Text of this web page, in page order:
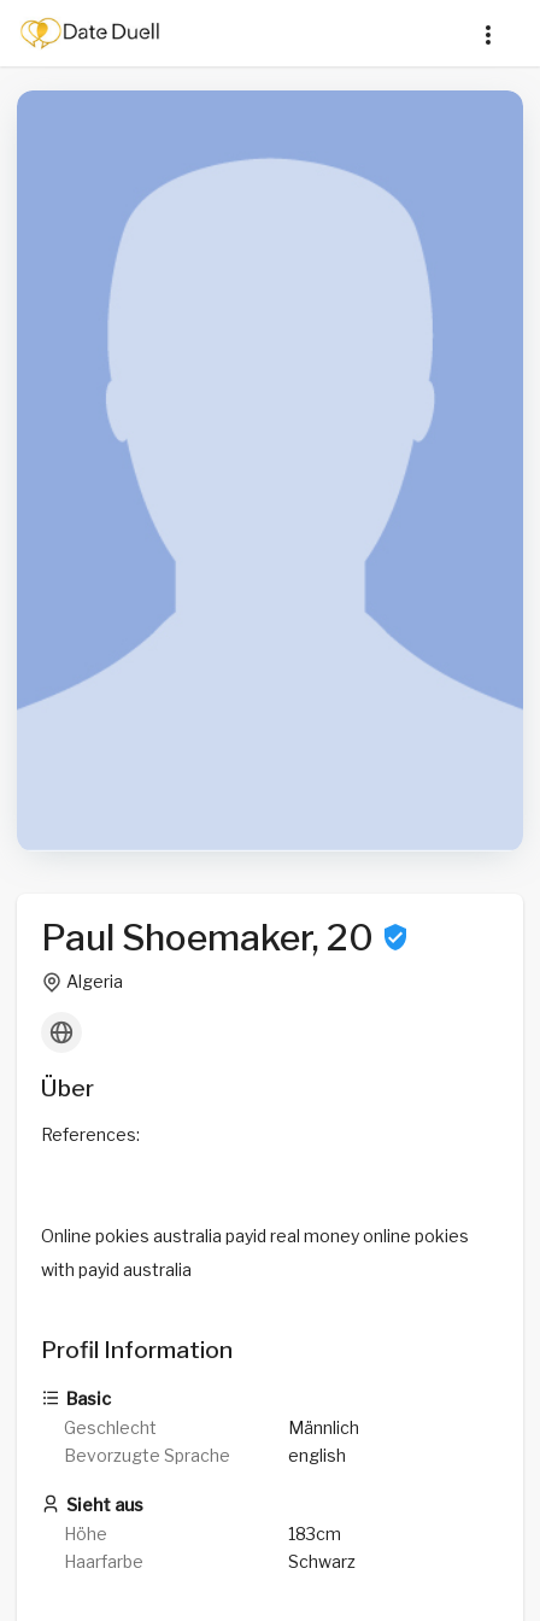
Paul Shoemaker, 20
Algeria
Über
References:
Online pokies australia payid real money online pokies
with payid australia
Profil Information
Basic
Geschlecht
Männlich
Bevorzugte Sprache
english
Sieht aus
Höhe
183cm
Haarfarbe
Schwarz